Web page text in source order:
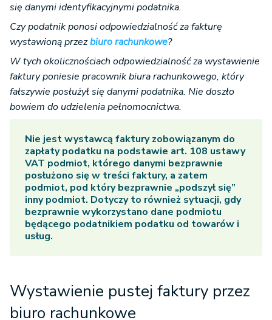
się danymi identyfikacyjnymi podatnika.
Czy podatnik ponosi odpowiedzialność za fakturę
wystawioną przezbiuro rachunkowe?
W tych okolicznościach odpowiedzialność za wystawienie
faktury poniesie pracownik biura rachunkowego, który
fałszywie posłużył się danymi podatnika. Nie doszło
bowiem do udzielenia pełnomocnictwa.
Nie jest wystawcą faktury zobowiązanym do
zapłaty podatku na podstawie art. 108 ustawy
VAT podmiot, którego danymi bezprawnie
posłużono się w treści faktury, a zatem
podmiot, pod który bezprawnie „podszył się”
inny podmiot. Dotyczy to również sytuacji, gdy
bezprawnie wykorzystano dane podmiotu
będącego podatnikiem podatku od towarów i
usług.
Wystawienie pustej faktury przez
biuro rachunkowe